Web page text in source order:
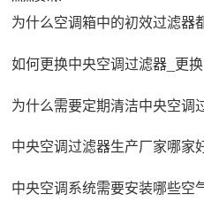
为什么空调箱中的初效过滤器
如何更换中央空调过滤器_更
为什么需要定期清洁中央空调
中央空调过滤器生产厂家哪家
中央空调系统需要安装哪些空